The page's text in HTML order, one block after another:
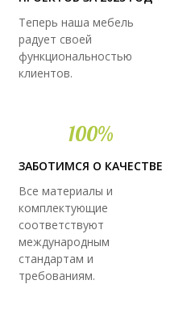
Теперь наша мебель
радует своей
функциональностью
клиентов.
100%
ЗАБОТИМСЯ О КАЧЕСТВЕ
Все материалы и
комплектующие
соответствуют
международным
стандартам и
требованиям.